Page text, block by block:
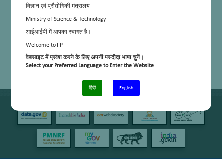
विज्ञान एवं प्रौद्योगिकी मंत्रालय
Ministry of Science & Technology
आईआईपी में आपका स्वागत है।
Welcome to IIP
वेबसाइट में प्रवेश करने के लिए अपनी पसंदीदा भाषा चुनें।
Select your Preferred Language to Enter the Website
हिंदी English